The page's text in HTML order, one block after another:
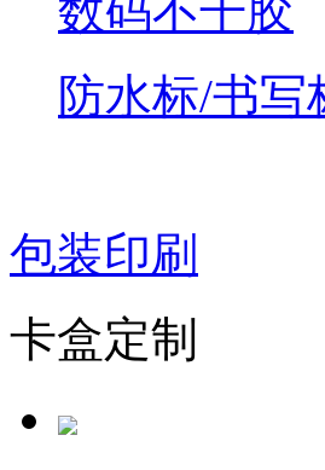
数码不干胶
防水标/书写
包装印刷
卡盒定制